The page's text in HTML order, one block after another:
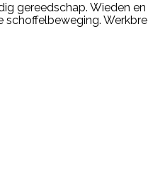
gereedschap. Wieden